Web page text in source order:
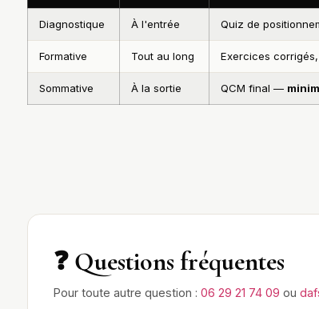
Diagnostique À l'entrée Quiz de
Formative Tout au long Exercices
Sommative À la sortie QCM final —
❓ Questions fréquentes
Pour toute autre question : 06 29 21 74 09 ou